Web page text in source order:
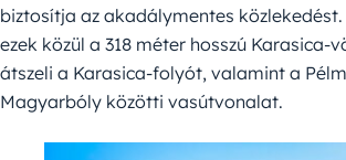
biztosítja az akadálymentes
ezek közül a 318 méter hosszú Karasica-
átszeli a Karasica-folyót, valamint a
Magyarbóly közötti vasútvonalat.